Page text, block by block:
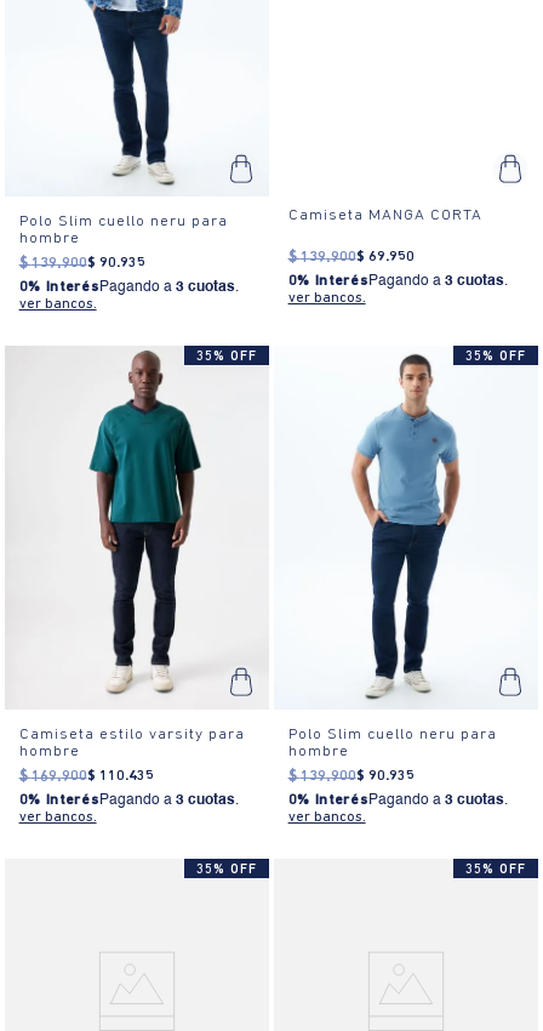
Polo Slim cuello neru para
hombre
$ 139.900$ 90.935
0% Interés Pagando a 3 cuotas.
ver bancos.
Camiseta MANGA CORTA
$ 139.900$ 69.950
0% Interés Pagando a 3 cuotas.
ver bancos.
35% OFF
Camiseta estilo varsity para
hombre
$ 169.900$ 110.435
0% Interés Pagando a 3 cuotas.
ver bancos.
35% OFF
Polo Slim cuello neru para
hombre
$ 139.900$ 90.935
0% Interés Pagando a 3 cuotas.
ver bancos.
35% OFF 35% OFF